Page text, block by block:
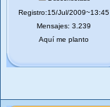
Registro:15/Jul/2009~13:45
Mensajes: 3.239
Aquí me planto